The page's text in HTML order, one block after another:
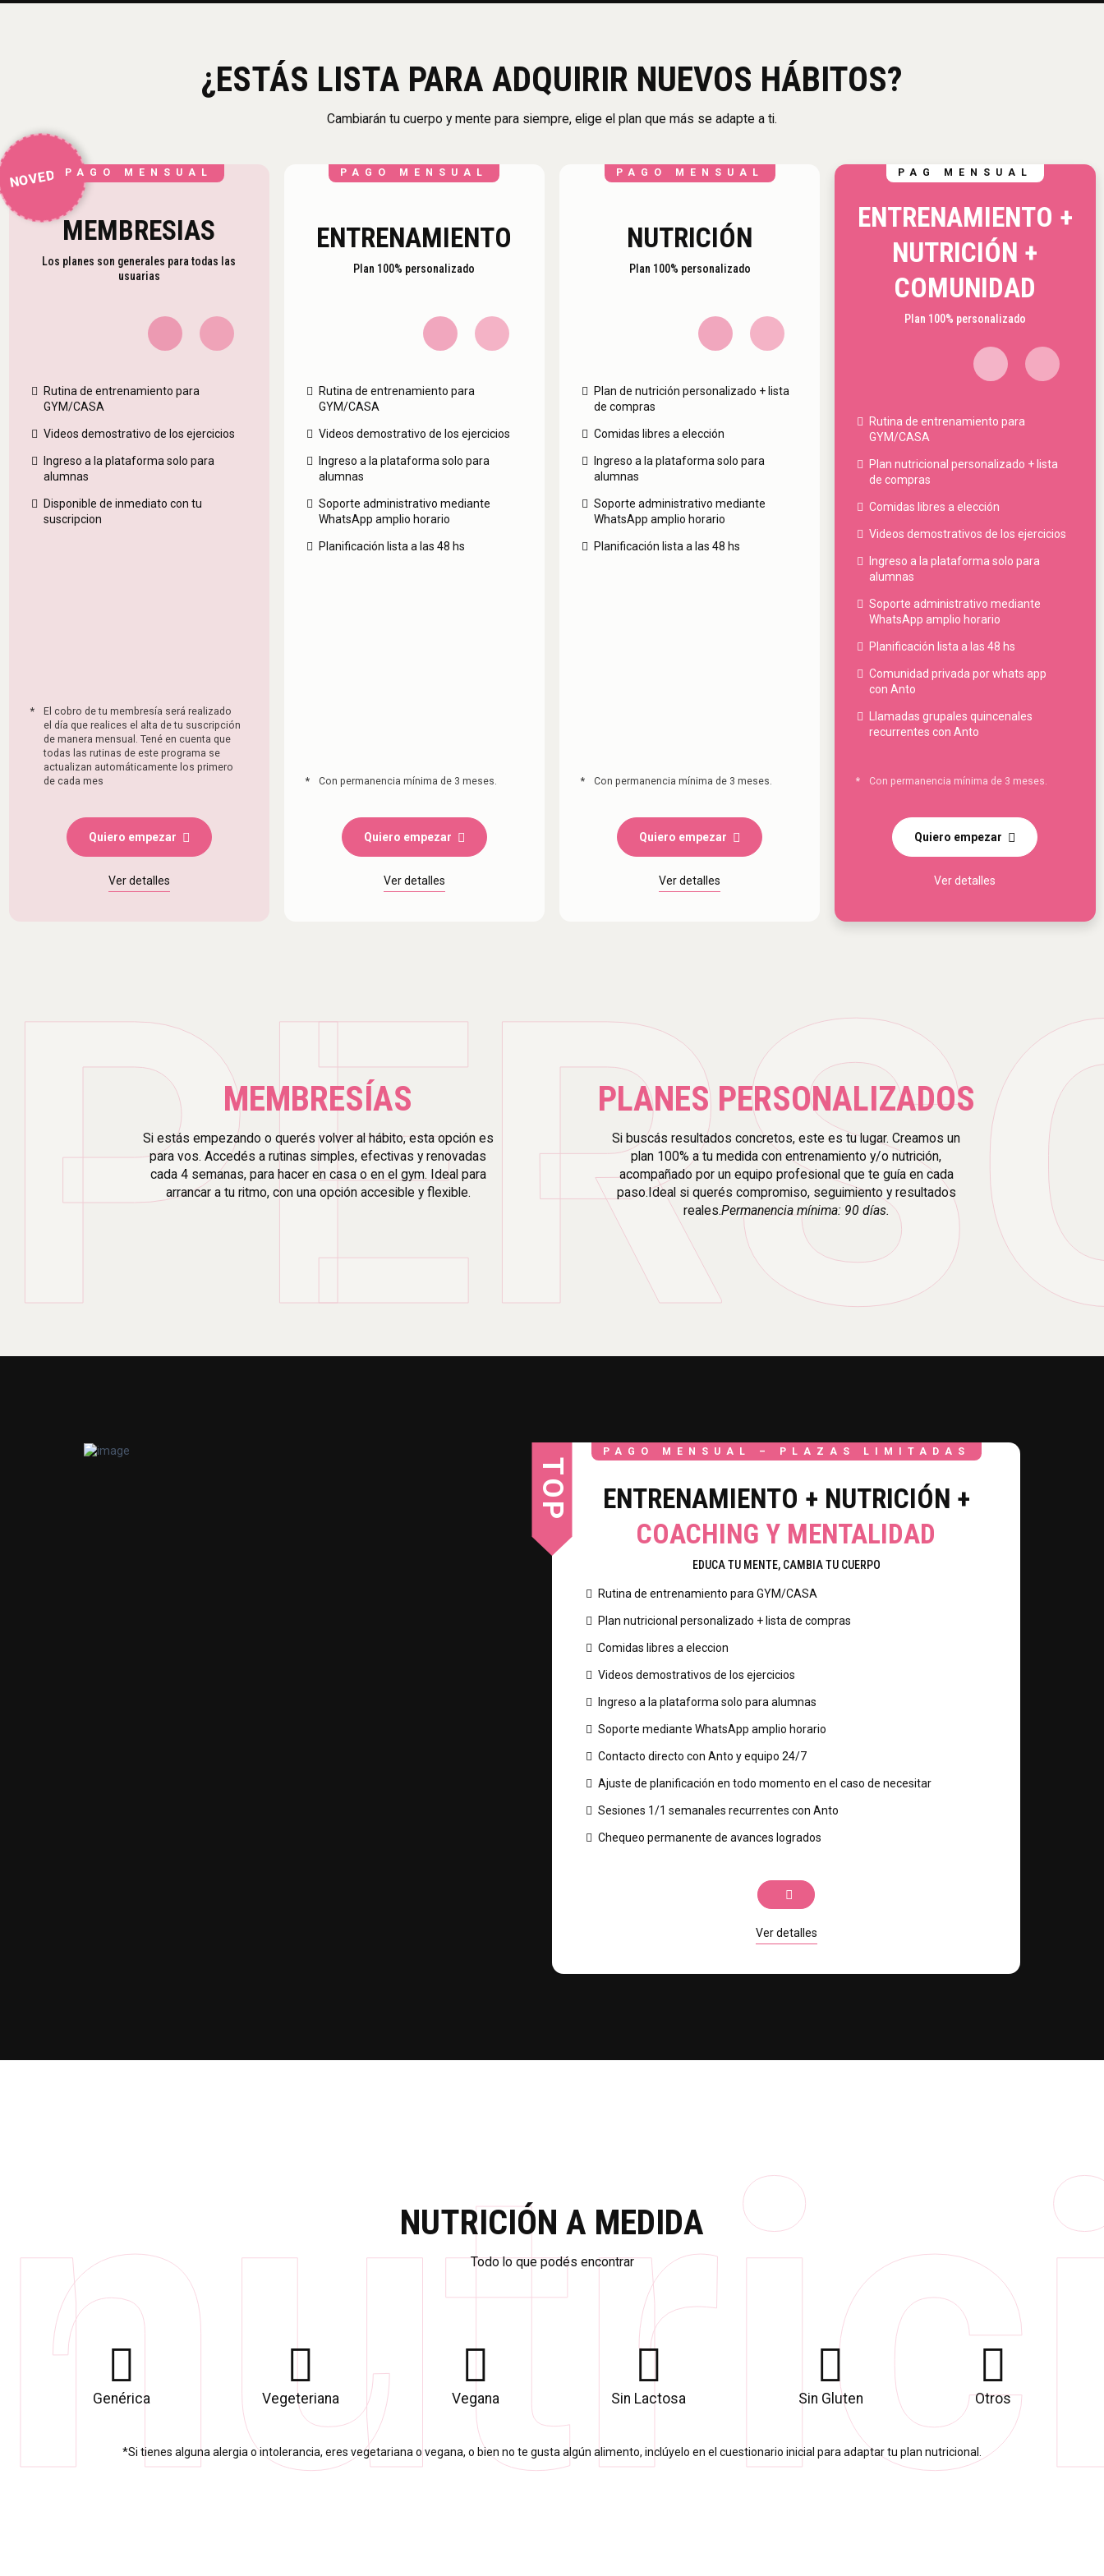
¿ESTÁS LISTA PARA ADQUIRIR NUEVOS HÁBITOS?
Cambiarán tu cuerpo y mente para siempre, elige el plan que más se adapte a ti.
PAGO MENSUAL
MEMBRESIAS
Los planes son generales para todas las
usuarias
Rutina de entrenamiento para
GYM/CASA
Videos demostrativo de los ejercicios
Ingreso a la plataforma solo para
alumnas
Disponible de inmediato con tu
suscripcion
*
El cobro de tu membresía será realizado
el día que realices el alta de tu suscripción
de manera mensual. Tené en cuenta que
todas las rutinas de este programa se
actualizan automáticamente los primero
de cada mes
NOVEDAD
Quiero empezar
Ver detalles
PAGO MENSUAL
ENTRENAMIENTO
Plan 100% personalizado
Rutina de entrenamiento para
GYM/CASA
Videos demostrativo de los ejercicios
Ingreso a la plataforma solo para
alumnas
Soporte administrativo mediante
WhatsApp amplio horario
Planificación lista a las 48 hs
* Con permanencia mínima de 3 meses.
Quiero empezar
Ver detalles
PAGO MENSUAL
NUTRICIÓN
Plan 100% personalizado
Plan de nutrición personalizado + lista
de compras
Comidas libres a elección
Ingreso a la plataforma solo para
alumnas
Soporte administrativo mediante
WhatsApp amplio horario
Planificación lista a las 48 hs
* Con permanencia mínima de 3 meses.
Quiero empezar
Ver detalles
PAG MENSUAL
ENTRENAMIENTO +
NUTRICIÓN +
COMUNIDAD
Plan 100% personalizado
Rutina de entrenamiento para
GYM/CASA
Plan nutricional personalizado + lista
de compras
Comidas libres a elección
Videos demostrativos de los ejercicios
Ingreso a la plataforma solo para
alumnas
Soporte administrativo mediante
WhatsApp amplio horario
Planificación lista a las 48 hs
Comunidad privada por whats app
con Anto
Llamadas grupales quincenales
recurrentes con Anto
* Con permanencia mínima de 3 meses.
Quiero empezar
Ver detalles
MEMBRESÍAS
Si estás empezando o querés volver al hábito, esta opción es
para vos. Accedés a rutinas simples, efectivas y renovadas
cada 4 semanas, para hacer en casa o en el gym. Ideal para
arrancar a tu ritmo, con una opción accesible y flexible.
PLANES PERSONALIZADOS
Si buscás resultados concretos, este es tu lugar. Creamos un
plan 100% a tu medida con entrenamiento y/o nutrición,
acompañado por un equipo profesional que te guía en cada
paso.Ideal si querés compromiso, seguimiento y resultados
reales.Permanencia mínima: 90 días.
PAGO MENSUAL – PLAZAS LIMITADAS
ENTRENAMIENTO + NUTRICIÓN +
COACHING Y MENTALIDAD
EDUCA TU MENTE, CAMBIA TU CUERPO
Rutina de entrenamiento para GYM/CASA
Plan nutricional personalizado + lista de compras
Comidas libres a eleccion
Videos demostrativos de los ejercicios
Ingreso a la plataforma solo para alumnas
Soporte mediante WhatsApp amplio horario
Contacto directo con Anto y equipo 24/7
Ajuste de planificación en todo momento en el caso de necesitar
Sesiones 1/1 semanales recurrentes con Anto
Chequeo permanente de avances logrados
Ver detalles
TOP
NUTRICIÓN A MEDIDA
Todo lo que podés encontrar
Genérica Vegeteriana Vegana Sin Lactosa Sin Gluten Otros
*Si tienes alguna alergia o intolerancia, eres vegetariana o vegana, o bien no te gusta algún alimento, inclúyelo en el cuestionario inicial para adaptar tu plan nutricional.